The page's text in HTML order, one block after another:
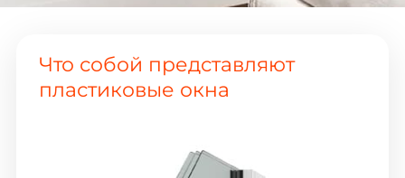
Что собой представляют
пластиковые окна